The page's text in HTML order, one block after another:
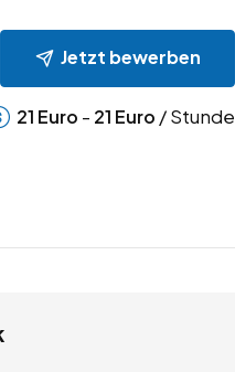
Jetzt bewerben
21 Euro - 21 Euro / Stunde